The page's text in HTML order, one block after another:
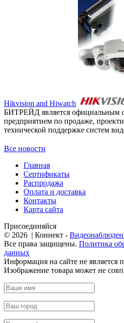
Hikvision and Hiwatch
БИТРЕЙД является официальным
предприятием по продаже,
технической поддержке систем
Все новости
Главная
Сертификаты
Распродажа
Оплата и доставка
Контакты
Карта сайта
Присоединяйся
© 2026 | Коннект -
Все права защищены. Политика
данных
Информация на сайте не является
Изображение товара может не